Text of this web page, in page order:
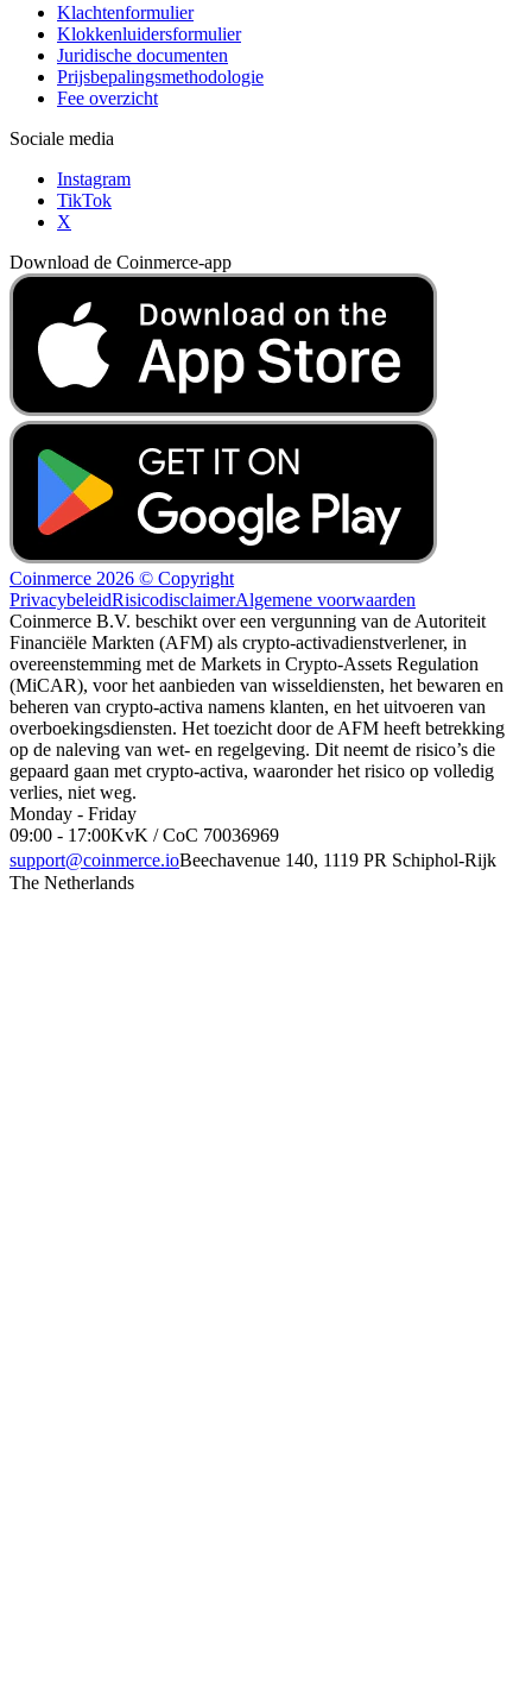
Klachtenformulier
Klokkenluidersformulier
Juridische documenten
Prijsbepalingsmethodologie
Fee overzicht
Sociale media
Instagram
TikTok
X
Download de Coinmerce-app
Coinmerce 2026 © Copyright
PrivacybeleidRisicodisclaimerAlgemene voorwaarden
Coinmerce B.V. beschikt over een vergunning van de Autoriteit
Financiële Markten (AFM) als crypto-activadienstverlener, in
overeenstemming met de Markets in Crypto-Assets Regulation
(MiCAR), voor het aanbieden van wisseldiensten, het bewaren en
beheren van crypto-activa namens klanten, en het uitvoeren van
overboekingsdiensten. Het toezicht door de AFM heeft betrekking
op de naleving van wet- en regelgeving. Dit neemt de risico’s die
gepaard gaan met crypto-activa, waaronder het risico op volledig
verlies, niet weg.
Monday - Friday
09:00 - 17:00KvK / CoC 70036969
support@coinmerce.ioBeechavenue 140, 1119 PR Schiphol-Rijk
The Netherlands